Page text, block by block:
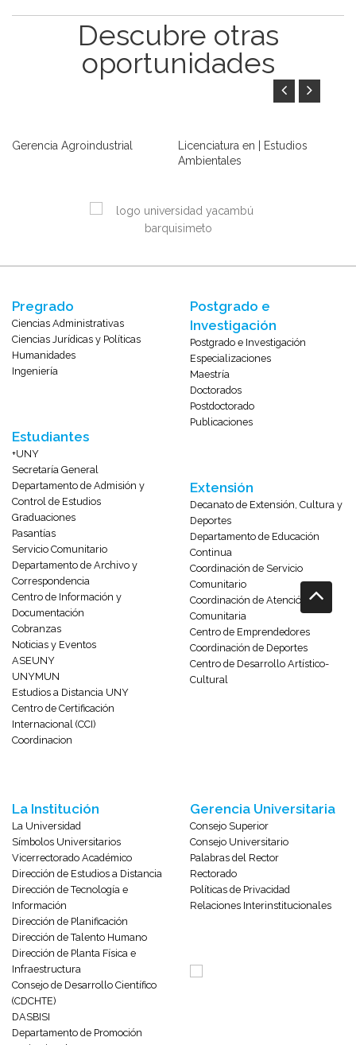
Descubre otras
oportunidades
Gerencia Agroindustrial
Licenciatura en | Estudios
Ambientales
Pregrado
Ciencias Administrativas
Ciencias Jurídicas y Políticas
Humanidades
Ingeniería
Estudiantes
+UNY
Secretaría General
Departamento de Admisión y
Control de Estudios
Graduaciones
Pasantías
Servicio Comunitario
Departamento de Archivo y
Correspondencia
Centro de Información y
Documentación
Cobranzas
Noticias y Eventos
ASEUNY
UNYMUN
Estudios a Distancia UNY
Centro de Certificación
Internacional (CCI)
Coordinacion
Postgrado e
Investigación
Postgrado e Investigación
Especializaciones
Maestría
Doctorados
Postdoctorado
Publicaciones
Extensión
Decanato de Extensión, Cultura y
Deportes
Departamento de Educación
Continua
Coordinación de Servicio
Comunitario
Coordinación de Atención
Comunitaria
Centro de Emprendedores
Coordinación de Deportes
Centro de Desarrollo Artístico-
Cultural
La Institución
La Universidad
Símbolos Universitarios
Vicerrectorado Académico
Dirección de Estudios a Distancia
Dirección de Tecnología e
Información
Dirección de Planificación
Dirección de Talento Humano
Dirección de Planta Física e
Infraestructura
Consejo de Desarrollo Científico
(CDCHTE)
DASBISI
Departamento de Promoción
Gerencia Universitaria
Consejo Superior
Consejo Universitario
Palabras del Rector
Rectorado
Políticas de Privacidad
Relaciones Interinstitucionales